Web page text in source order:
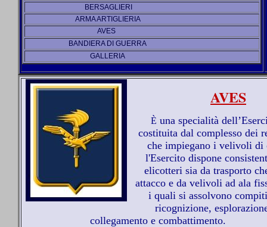
BERSAGLIERI
ARMA ARTIGLIERIA
AVES
BANDIERA DI GUERRA
GALLERIA
AVES
È una specialità
costituita dal complesso dei
che impiegano i velivoli di
l'Esercito dispone
elicotteri sia da trasporto
attacco e da velivoli ad ala
i quali si assolvono
ricognizione,
collegamento e combattimento.